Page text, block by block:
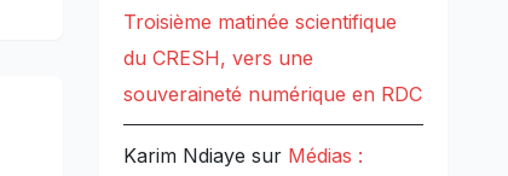
Troisième matinée scientifique
du CRESH, vers une
souveraineté numérique en RDC
Karim Ndiaye sur Médias :